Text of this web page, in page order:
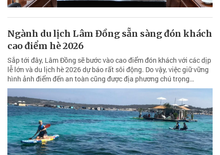
Ngành du lịch Lâm Đồng sẵn sàng đón khách
cao điểm hè 2026
Sắp tới đây, Lâm Đồng sẽ bước vào cao điểm đón khách với các dịp
lễ lớn và du lịch hè 2026 dự báo rất sôi động. Do vậy, việc giữ vững
hình ảnh điểm đến an toàn cũng được địa phương chú trọng…